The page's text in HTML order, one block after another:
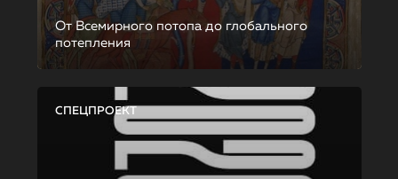
От Всемирного потопа до глобального
потепления
СПЕЦПРОЕКТ